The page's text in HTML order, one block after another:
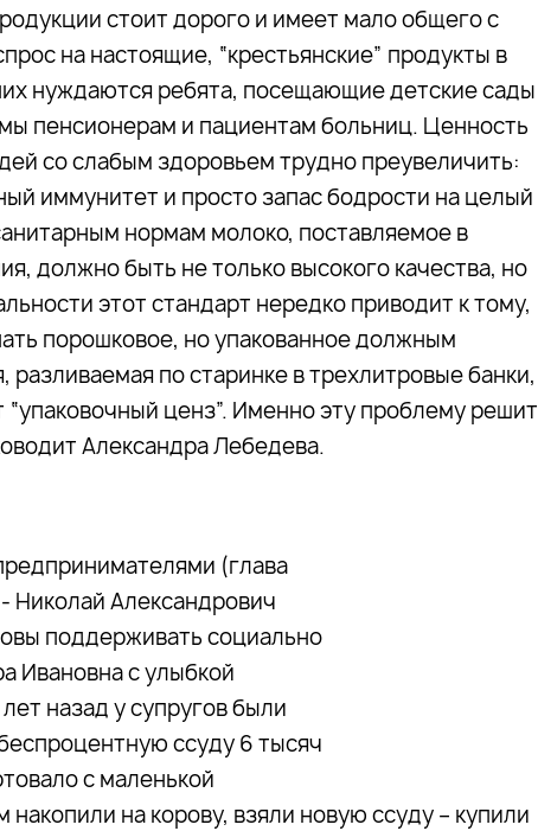
стоит дорого и имеет мало общего с
на настоящие, “крестьянские” продукты в
нуждаются ребята, посещающие детские сады
пенсионерам и пациентам больниц. Ценность
со слабым здоровьем трудно преувеличить:
иммунитет и просто запас бодрости на целый
нормам молоко, поставляемое в
должно быть не только высокого качества, но
этот стандарт нередко приводит к тому,
порошковое, но упакованное должным
по старинке в трехлитровые банки,
ценз”. Именно эту проблему решит
Александра Лебедева.
(глава
Николай Александрович
поддерживать социально
Ивановна с улыбкой
назад у супругов были
ссуду 6 тысяч
с маленькой
на корову, взяли новую ссуду – купили